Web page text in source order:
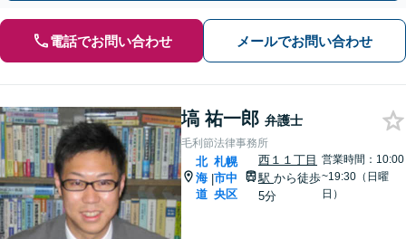
電話でお問い合わせ メールでお問い合わせ
塙 祐一郎 弁護士
毛利節法律事務所
北
海
道
|
札幌
市中
央区
西１１丁目
駅から徒歩
5分
営業時間：10:00
~19:30（日曜
日）